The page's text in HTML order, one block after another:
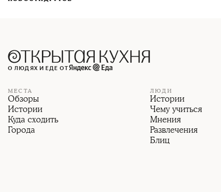
О ЛЮДЯХ И ЕДЕ ОТ
МЕСТА
Обзоры
Истории
Куда сходить
Города
ЛЮДИ
Истории
Чему учиться
Мнения
Развлечения
Блиц